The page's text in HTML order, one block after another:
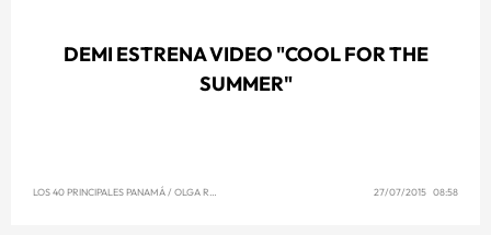
DEMI ESTRENA VIDEO "COOL FOR THE
SUMMER"
LOS 40 PRINCIPALES PANAMÁ/ OLGA REYNA 27/07/2015 08:58